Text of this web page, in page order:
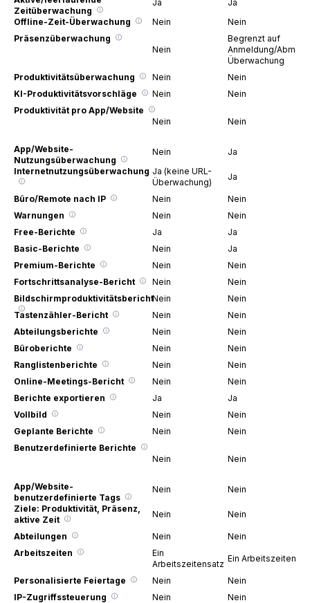
Zeitüberwachung
Ja
Ja
Offline-Zeit-Überwachung
Nein
Nein
Präsenzüberwachung
Nein
Begrenzt auf
Anmeldung/
Überwachung
Produktivitätsüberwachung
Nein
Nein
KI-Produktivitätsvorschläge
Nein
Nein
Produktivität pro App/Website
Nein
Nein
App/Website-
Nutzungsüberwachung
Nein
Ja
Internetnutzungsüberwachung Ja (keine URL-
Überwachung)
Ja
Büro/Remote nach IP Nein
Nein
Warnungen
Nein
Nein
Free-Berichte
Ja
Ja
Basic-Berichte
Nein
Ja
Premium-Berichte
Nein
Nein
Fortschrittsanalyse-Bericht
Nein
Nein
BildschirmproduktivitätsberichtNein
Nein
Tastenzähler-Bericht
Nein
Nein
Abteilungsberichte
Nein
Nein
Büroberichte
Nein
Nein
Ranglistenberichte
Nein
Nein
Online-Meetings-Bericht
Nein
Nein
Berichte exportieren
Ja
Ja
Vollbild
Nein
Nein
Geplante Berichte
Nein
Nein
Benutzerdefinierte Berichte
Nein
Nein
App/Website-
benutzerdefinierte Tags
Nein
Nein
Ziele: Produktivität, Präsenz,
aktive Zeit
Nein Nein
Abteilungen Nein
Nein
Arbeitszeiten
Ein
Arbeitszeitensatz
Ein
Personalisierte Feiertage Nein
Nein
IP-Zugriffssteuerung
Nein
Nein